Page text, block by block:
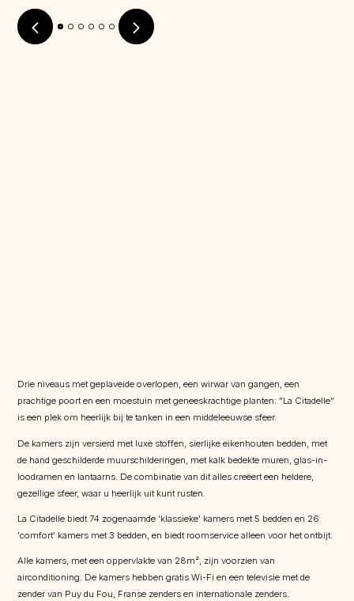
Drie niveaus met geplaveide overlopen, een wirwar van gangen, een
prachtige poort en een moestuin met geneeskrachtige planten: "La Citadelle"
is een plek om heerlijk bij te tanken in een middeleeuwse sfeer.
De kamers zijn versierd met luxe stoffen, sierlijke eikenhouten bedden, met
de hand geschilderde muurschilderingen, met kalk bedekte muren, glas-in-
loodramen en lantaarns. De combinatie van dit alles creëert een heldere,
gezellige sfeer, waar u heerlijk uit kunt rusten.
La Citadelle biedt 74 zogenaamde 'klassieke' kamers met 5 bedden en 26
'comfort' kamers met 3 bedden, en biedt roomservice alleen voor het ontbijt.
Alle kamers, met een oppervlakte van 28m², zijn voorzien van
airconditioning. De kamers hebben gratis Wi-Fi en een televisie met de
zender van Puy du Fou, Franse zenders en internationale zenders.